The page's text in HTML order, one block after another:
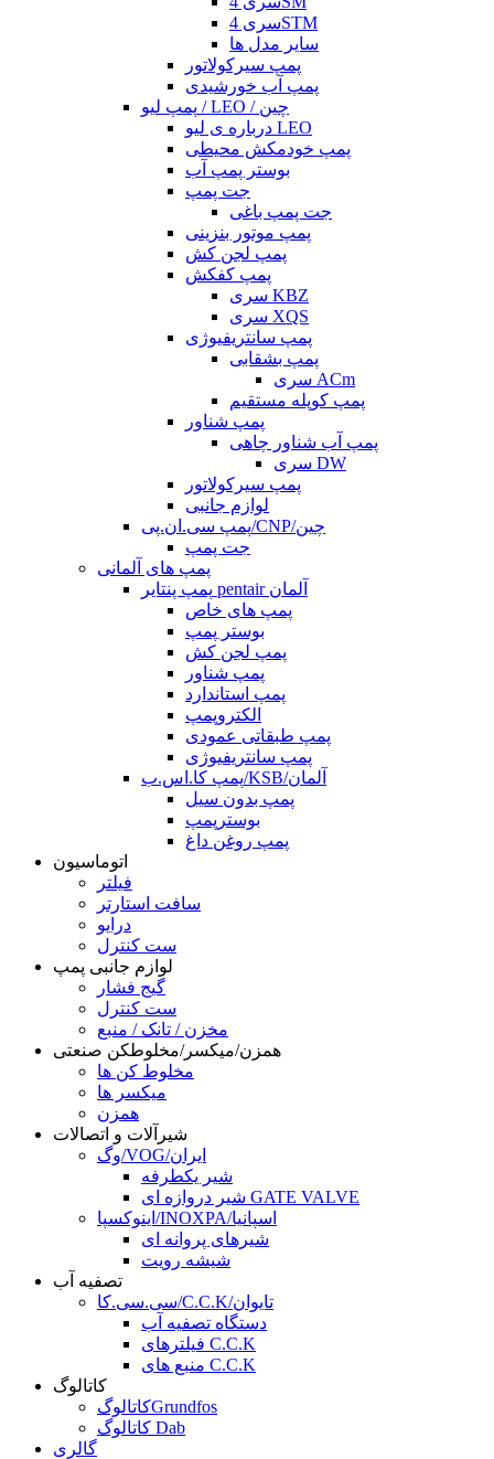
سری 4STM
سایر مدل ها
پمپ سیرکولاتور
پمپ آب خورشیدی
پمپ لیو / LEO / چین
درباره ی لیو LEO
پمپ خودمکش محیطی
بوستر پمپ آب
جت پمپ
جت پمپ باغی
پمپ موتور بنزینی
پمپ لجن کش
پمپ کفکش
سری KBZ
سری XQS
پمپ سانتریفیوژی
پمپ بشقابی
سری ACm
پمپ کوپله مستقیم
پمپ شناور
پمپ آب شناور چاهی
سری DW
پمپ سیرکولاتور
لوازم جانبی
پمپ سی.ان.پی/CNP/چین
جت پمپ
پمپ های آلمانی
پمپ پنتایر pentair آلمان
پمپ های خاص
بوستر پمپ
پمپ لجن کش
پمپ شناور
پمپ استاندارد
الکتروپمپ
پمپ طبقاتی عمودی
پمپ سانتریفیوژی
پمپ کا.اس.ب/KSB/آلمان
پمپ بدون سیل
بوسترپمپ
پمپ روغن داغ
اتوماسیون
فیلتر
سافت استارتر
درایو
ست کنترل
لوازم جانبی پمپ
گیج فشار
ست کنترل
مخزن / تانک / منبع
همزن/میکسر/مخلوطکن صنعتی
مخلوط کن ها
میکسر ها
همزن
شیرآلات و اتصالات
وگ/VOG/ایران
شیر یکطرفه
شیر دروازه ای GATE VALVE
اینوکسپا/INOXPA/اسپانیا
شیرهای پروانه ای
شیشه رویت
تصفیه آب
سی.سی.کا/C.C.K/تایوان
دستگاه تصفیه آب
فیلترهای C.C.K
منبع های C.C.K
کاتالوگ
کاتالوگGrundfos
کاتالوگ Dab
گالری